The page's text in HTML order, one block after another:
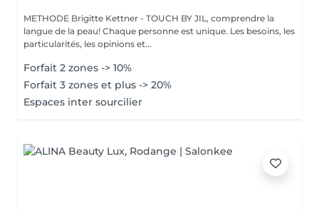
METHODE Brigitte Kettner - TOUCH BY JIL, comprendre la
langue de la peau! Chaque personne est unique. Les besoins, les
particularités, les opinions et...
Forfait 2 zones -> 10%
Forfait 3 zones et plus -> 20%
Espaces inter sourcilier